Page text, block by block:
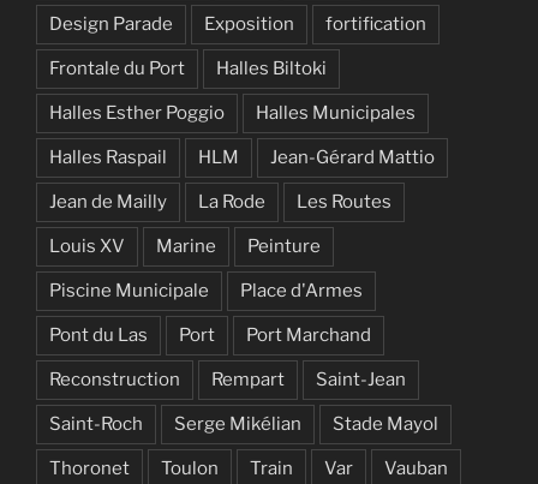
Design Parade Exposition fortification
Frontale du Port Halles Biltoki
Halles Esther Poggio Halles Municipales
Halles Raspail HLM Jean-Gérard Mattio
Jean de Mailly La Rode Les Routes
Louis XV Marine Peinture
Piscine Municipale Place d'Armes
Pont du Las Port Port Marchand
Reconstruction Rempart Saint-Jean
Saint-Roch Serge Mikélian Stade Mayol
Thoronet Toulon Train Var Vauban